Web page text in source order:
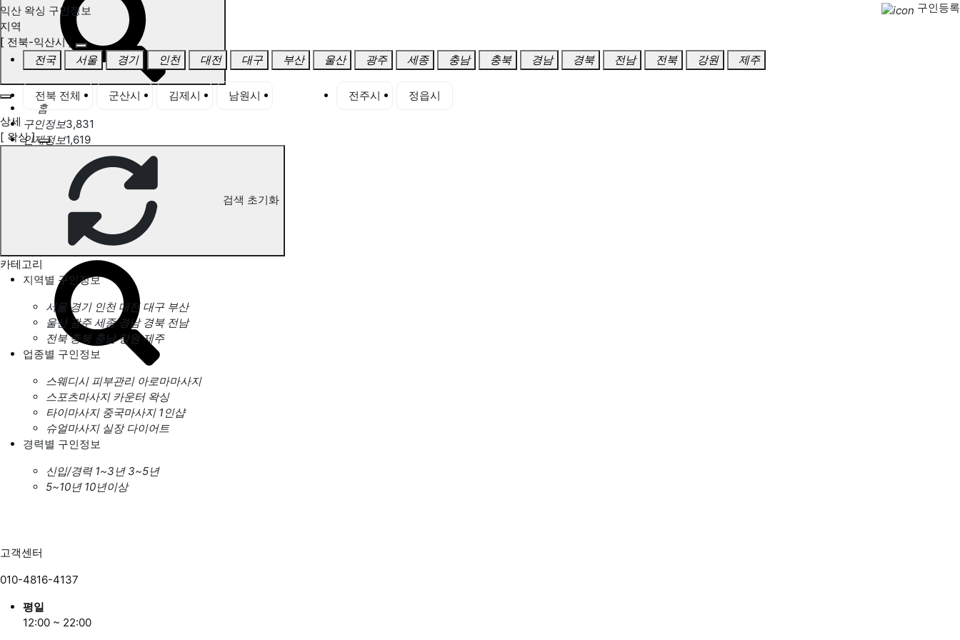
홈
구인정보3,831
인재정보1,619
고객센터
전국업체정보 마사지가이드
업체 서비스 관리
개인 서비스 관리
익산 왁싱 구인정보
구인등록
지역
[ 전북-익산시 ]
전국
서울 경기 인천 대전 대구 부산 울산 광주 세종 충남 충북 경남 경북 전남 전북 강원 제주
전북 전체 군산시 김제시 남원시 전주시
정읍시
상세
[ 왁싱 ]
검색 초기화
카테고리
지역별 구인정보
서울 경기 인천 대전 대구 부산
울산 광주 세종 경남 경북 전남
전북 충북 충남 강원 제주
업종별 구인정보
스웨디시 피부관리 아로마마사지
스포츠마사지 카운터 왁싱
타이마사지 중국마사지 1인샵
슈얼마사지 실장 다이어트
경력별 구인정보
신입/경력 1~3년 3~5년
5~10년 10년이상
고객센터
010-4816-4137
평일
12:00 ~ 22:00